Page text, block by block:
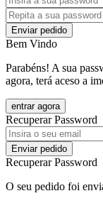
Enviar pedido
Bem Vindo
Parabéns! A sua
agora, terá aceso a
entrar agora
Recuperar Password
Enviar pedido
Recuperar Password
O seu pedido foi